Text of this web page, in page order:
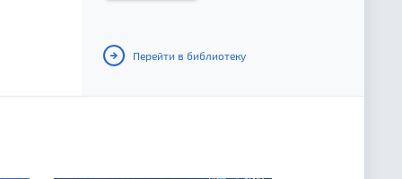
Перейти в библиотеку